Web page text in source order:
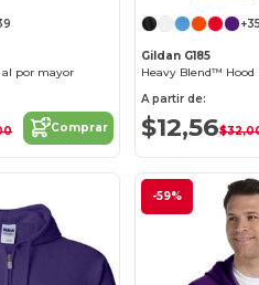
al por mayor
Comprar
+35
Gildan G185
Heavy Blend™ Hood
A partir de:
$12,56
-59%